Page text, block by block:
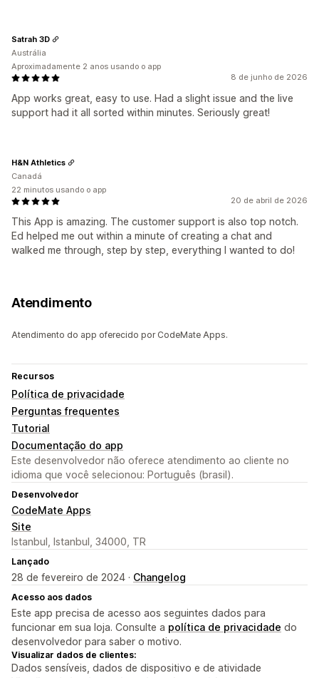
8 de junho de 2026
App works great, easy to use. Had a slight issue and the live
support had it all sorted within minutes. Seriously great!
Satrah 3D
Austrália
Aproximadamente 2 anos usando o app
20 de abril de 2026
This App is amazing. The customer support is also top notch.
Ed helped me out within a minute of creating a chat and
walked me through, step by step, everything I wanted to do!
H&N Athletics
Canadá
22 minutos usando o app
Atendimento
Atendimento do app oferecido por CodeMate Apps.
Recursos
Política de privacidade
Perguntas frequentes
Tutorial
Documentação do app
Este desenvolvedor não oferece atendimento ao cliente no
idioma que você selecionou: Português (brasil).
Desenvolvedor
CodeMate Apps
Site
Istanbul, Istanbul, 34000, TR
Lançado
28 de fevereiro de 2024 · Changelog
Acesso aos dados
Este app precisa de acesso aos seguintes dados para
funcionar em sua loja. Consulte a política de privacidade do
desenvolvedor para saber o motivo.
Visualizar dados de clientes:
Dados sensíveis, dados de dispositivo e de atividade